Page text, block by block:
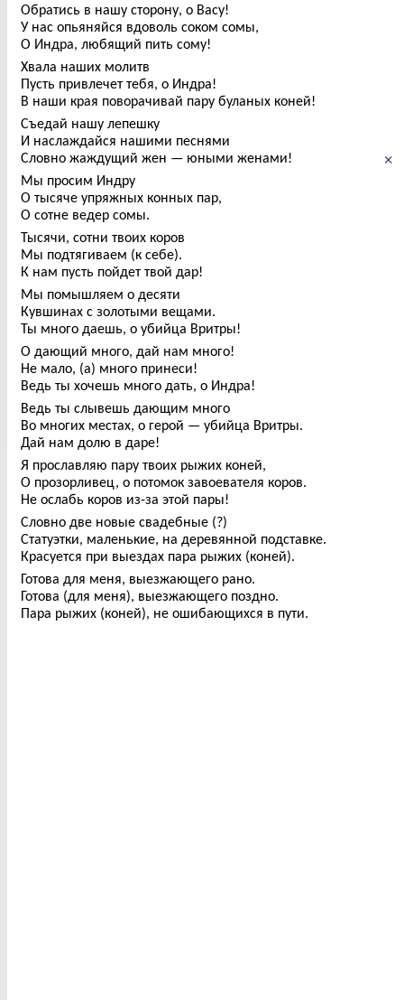
×
Обратись в нашу сторону, о Васу!
У нас опьяняйся вдоволь соком сомы,
О Индра, любящий пить сому!
Хвала наших молитв
Пусть привлечет тебя, о Индра!
В наши края поворачивай пару буланых коней!
Съедай нашу лепешку
И наслаждайся нашими песнями
Словно жаждущий жен — юными женами!
Мы просим Индру
О тысяче упряжных конных пар,
О сотне ведер сомы.
Тысячи, сотни твоих коров
Мы подтягиваем (к себе).
К нам пусть пойдет твой дар!
Мы помышляем о десяти
Кувшинах с золотыми вещами.
Ты много даешь, о убийца Вритры!
О дающий много, дай нам много!
Не мало, (а) много принеси!
Ведь ты хочешь много дать, о Индра!
Ведь ты слывешь дающим много
Во многих местах, о герой — убийца Вритры.
Дай нам долю в даре!
Я прославляю пару твоих рыжих коней,
О прозорливец, о потомок завоевателя коров.
Не ослабь коров из-за этой пары!
Словно две новые свадебные (?)
Статуэтки, маленькие, на деревянной подставке.
Красуется при выездах пара рыжих (коней).
Готова для меня, выезжающего рано.
Готова (для меня), выезжающего поздно.
Пара рыжих (коней), не ошибающихся в пути.